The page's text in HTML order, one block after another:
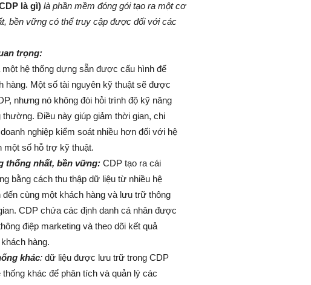
là gì) là phần mềm đóng gói tạo ra một cơ
bền vững có thể truy cập được đối với các
trọng:
một hệ thống dựng sẵn được cấu hình để
hàng. Một số tài nguyên kỹ thuật sẽ được
nhưng nó không đòi hỏi trình độ kỹ năng
Điều này giúp giảm thời gian, chi
nghiệp kiểm soát nhiều hơn đối với hệ
một số hỗ trợ kỹ thuật.
thống nhất, bền vững: CDP tạo ra cái
bằng cách thu thập dữ liệu từ nhiều hệ
đến cùng một khách hàng và lưu trữ thông
CDP chứa các định danh cá nhân được
điệp marketing và theo dõi kết quả
hàng.
khác: dữ liệu được lưu trữ trong CDP
khác để phân tích và quản lý các